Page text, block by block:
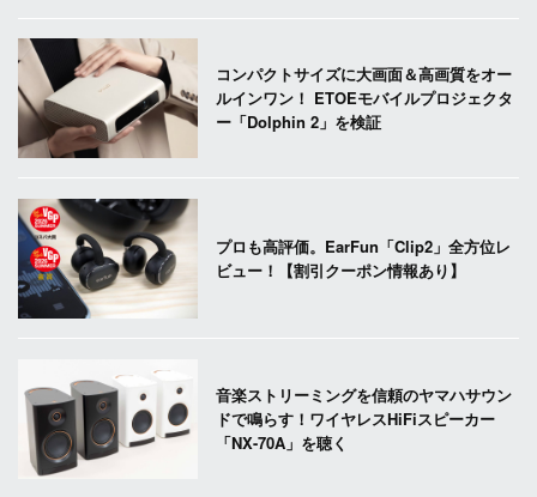
コンパクトサイズに大画面＆高画質をオー
ルインワン！ ETOEモバイルプロジェクタ
ー「Dolphin 2」を検証
プロも高評価。EarFun「Clip2」全方位レ
ビュー！【割引クーポン情報あり】
音楽ストリーミングを信頼のヤマハサウン
ドで鳴らす！ワイヤレスHiFiスピーカー
「NX-70A」を聴く